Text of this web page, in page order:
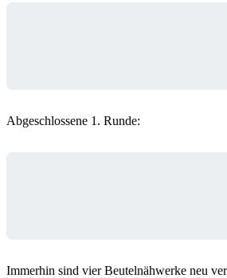
Abgeschlossene 1. Runde:
Immerhin sind vier Beutelnähwerke neu